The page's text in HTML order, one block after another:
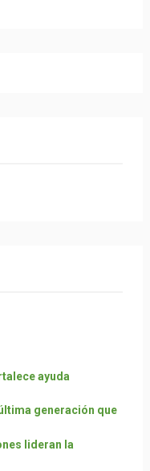
ayuda
generación que
lideran la